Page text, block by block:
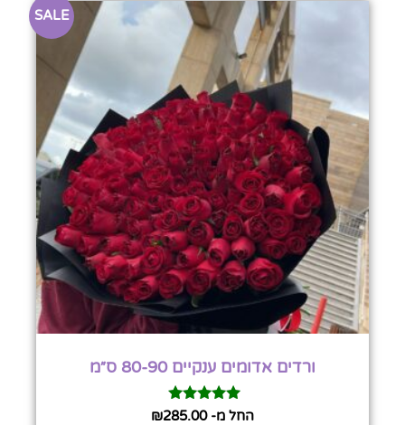
SALE
ורדים אדומים ענקיים 80-90 ס״מ
דורגהחל מ- ₪285.00